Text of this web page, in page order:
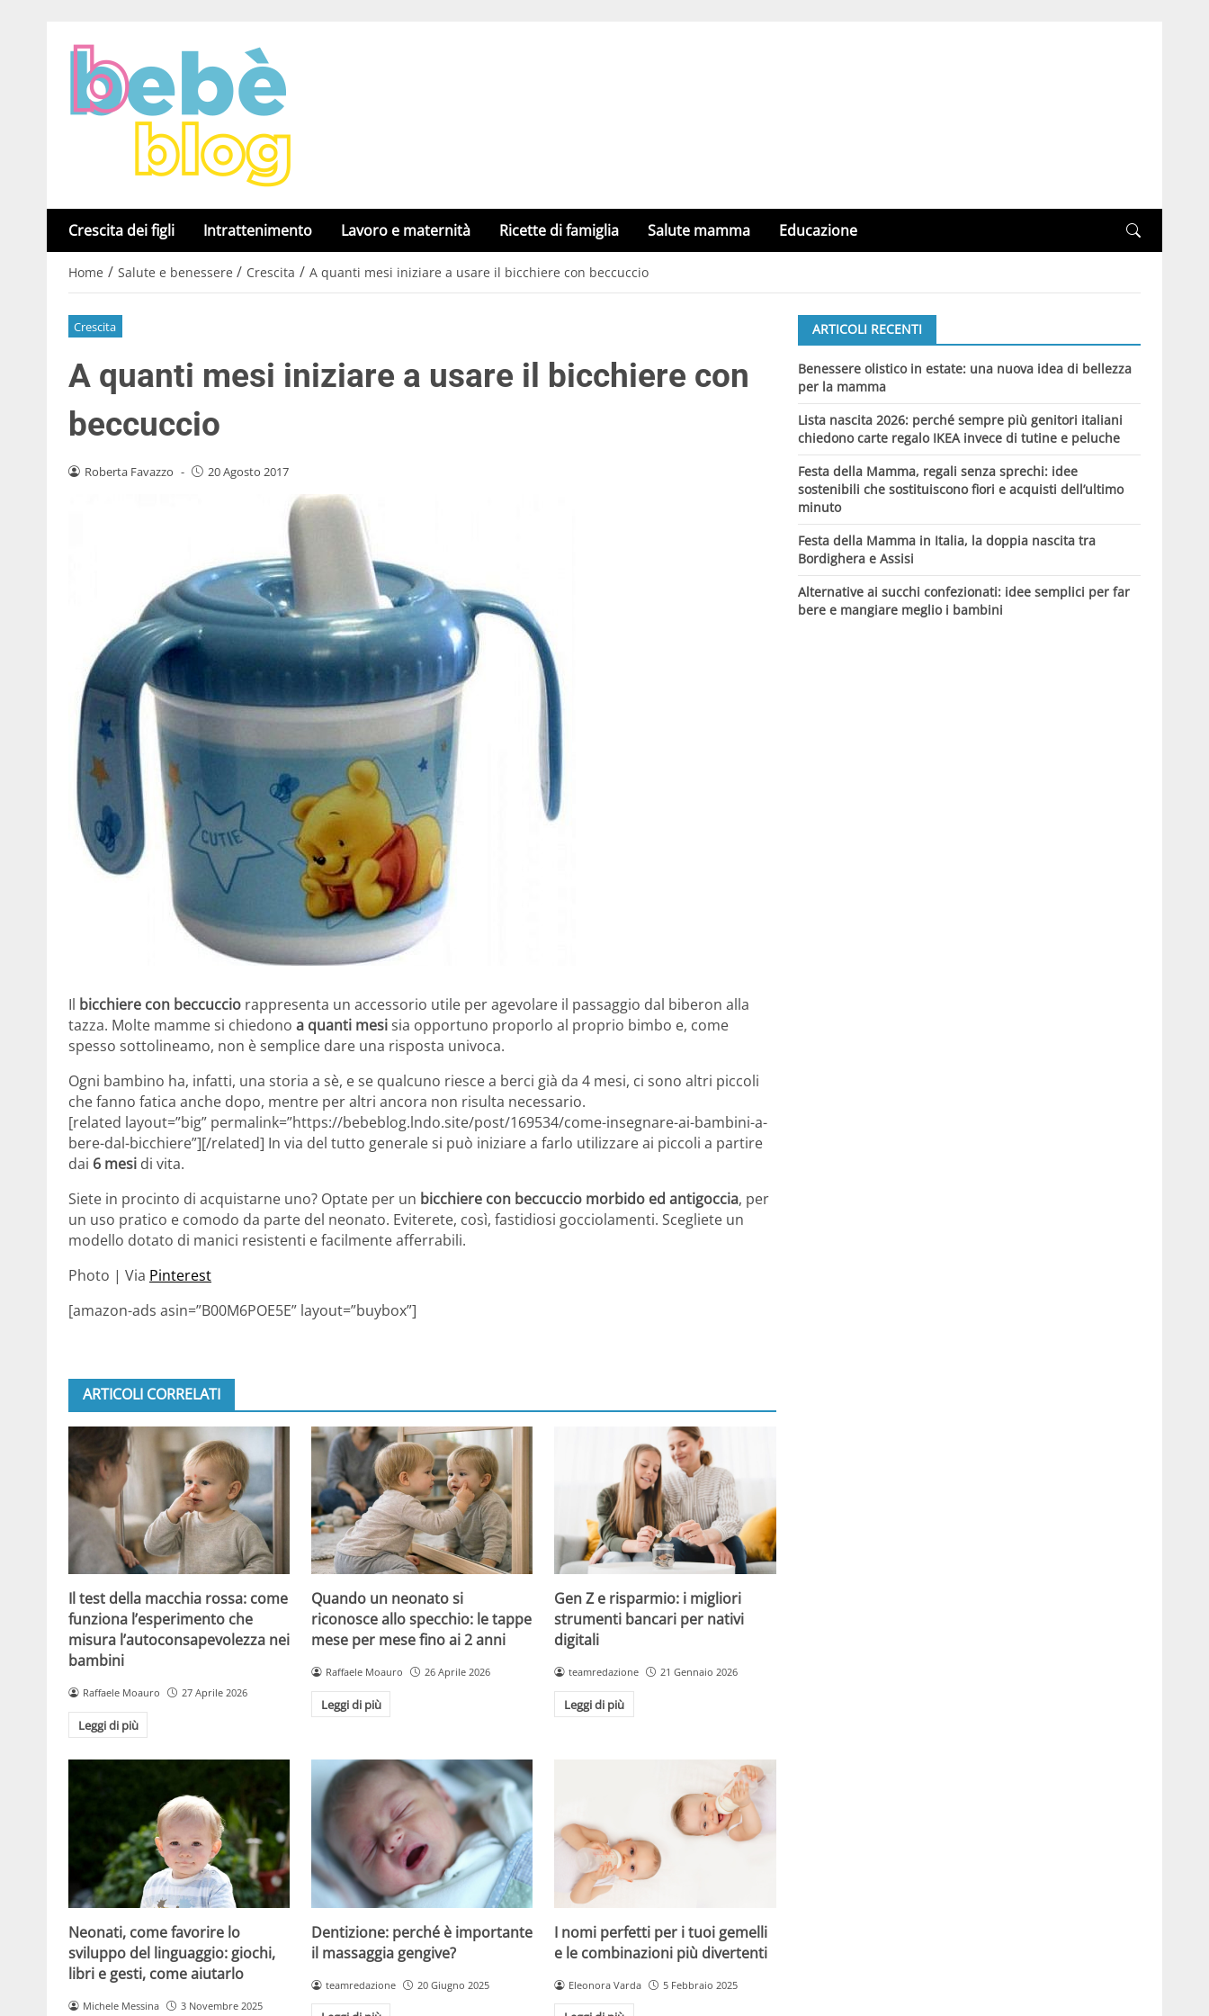
Crescita dei figli Intrattenimento Lavoro e maternità Ricette di famiglia Salute mamma Educazione
Home / Salute e benessere / Crescita / A quanti mesi iniziare a usare il bicchiere con beccuccio
Crescita
A quanti mesi iniziare a usare il bicchiere con
beccuccio
Roberta Favazzo - 20 Agosto 2017
Il bicchiere con beccuccio rappresenta un accessorio utile per agevolare il passaggio dal biberon alla
tazza. Molte mamme si chiedono a quanti mesisia opportuno proporlo al proprio bimbo e, come
spesso sottolineamo, non è semplice dare una risposta univoca.
Ogni bambino ha, infatti, una storia a sè, e se qualcuno riesce a berci già da 4 mesi, ci sono altri piccoli
che fanno fatica anche dopo, mentre per altri ancora non risulta necessario.
[related layout=”big” permalink=”https://bebeblog.lndo.site/post/169534/come-insegnare-ai-bambini-a-
bere-dal-bicchiere”][/related] In via del tutto generale si può iniziare a farlo utilizzare ai piccoli a partire
dai 6 mesi di vita.
Siete in procinto di acquistarne uno? Optate per un bicchiere con beccuccio morbido ed antigoccia, per
un uso pratico e comodo da parte del neonato. Eviterete, così, fastidiosi gocciolamenti. Scegliete un
modello dotato di manici resistenti e facilmente afferrabili.
Photo | Via Pinterest
[amazon-ads asin=”B00M6POE5E” layout=”buybox”]
ARTICOLI CORRELATI
Il test della macchia rossa: come
funziona l’esperimento che
misura l’autoconsapevolezza nei
bambini
Raffaele Moauro 27 Aprile 2026
Leggi di più
Quando un neonato si
riconosce allo specchio: le tappe
mese per mese fino ai 2 anni
Raffaele Moauro 26 Aprile 2026
Leggi di più
Gen Z e risparmio: i migliori
strumenti bancari per nativi
digitali
teamredazione 21 Gennaio 2026
Leggi di più
Neonati, come favorire lo
sviluppo del linguaggio: giochi,
libri e gesti, come aiutarlo
Michele Messina 3 Novembre 2025
Dentizione: perché è importante
il massaggia gengive?
teamredazione 20 Giugno 2025
I nomi perfetti per i tuoi gemelli
e le combinazioni più divertenti
Eleonora Varda 5 Febbraio 2025
ARTICOLI RECENTI
Benessere olistico in estate: una nuova idea di bellezza
per la mamma
Lista nascita 2026: perché sempre più genitori italiani
chiedono carte regalo IKEA invece di tutine e peluche
Festa della Mamma, regali senza sprechi: idee
sostenibili che sostituiscono fiori e acquisti dell’ultimo
minuto
Festa della Mamma in Italia, la doppia nascita tra
Bordighera e Assisi
Alternative ai succhi confezionati: idee semplici per far
bere e mangiare meglio i bambini